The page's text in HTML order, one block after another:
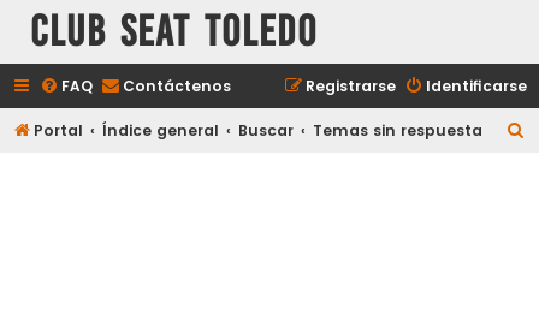
Club Seat Toledo
FAQ Contáctenos Identificarse
Registrarse
Portal Índice general Buscar Temas sin respuesta